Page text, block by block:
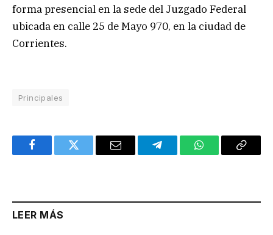
forma presencial en la sede del Juzgado Federal
ubicada en calle 25 de Mayo 970, en la ciudad de
Corrientes.
Principales
FacebookTwitter Email TelegramWhatsAppCopy
LEER MÁS